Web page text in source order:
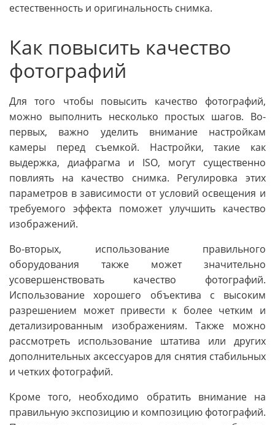
естественность и оригинальность снимка.
Как повысить качество
фотографий
Для того чтобы повысить качество фотографий,
можно выполнить несколько простых шагов. Во-
первых, важно уделить внимание настройкам
камеры перед съемкой. Настройки, такие как
выдержка, диафрагма и ISO, могут существенно
повлиять на качество снимка. Регулировка этих
параметров в зависимости от условий освещения и
требуемого эффекта поможет улучшить качество
изображений.
Во-вторых, использование правильного
оборудования также может значительно
усовершенствовать качество фотографий.
Использование хорошего объектива с высоким
разрешением может привести к более четким и
детализированным изображениям. Также можно
рассмотреть использование штатива или других
дополнительных аксессуаров для снятия стабильных
и четких фотографий.
Кроме того, необходимо обратить внимание на
правильную экспозицию и композицию фотографий.